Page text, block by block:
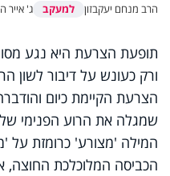
הרב מנחם יעקבזון למעקב ג'
תופעת הצרעת היא נגע
ורק כעונש על דיבור לשון
הצרעת הקיימת כיום
שמגלה את הרוע הפנימי
המילה 'מצורע' כרומזת על
הכביסה המלוכלכת